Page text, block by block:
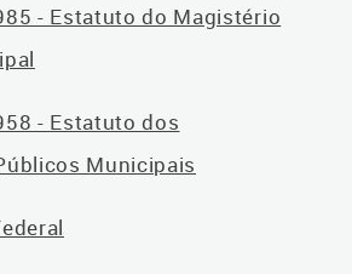
- Estatuto do Magistério
- Estatuto dos
Municipais